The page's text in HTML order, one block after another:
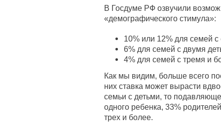
В Госдуме РФ озвучили
«демографического стимула»:
10% или 12% для семей
6% для семей с двумя
4% для семей с тремя и
Как мы видим, больше всего
них ставка может вырасти
семьи с детьми, то
одного ребенка, 33%
трех и более.